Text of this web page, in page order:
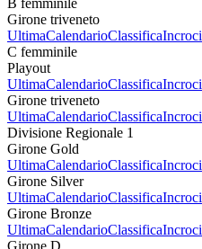
Girone triveneto
UltimaCalendarioClassificaIncroci
C femminile
Playout
UltimaCalendarioClassificaIncroci
Girone triveneto
UltimaCalendarioClassificaIncroci
Divisione Regionale 1
Girone Gold
UltimaCalendarioClassificaIncroci
Girone Silver
UltimaCalendarioClassificaIncroci
Girone Bronze
UltimaCalendarioClassificaIncroci
Girone D